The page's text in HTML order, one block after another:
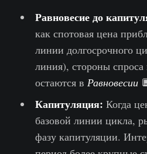
Равновесие до
как спотовая цена
линии долгосрочного
линия), стороны
остаются в Равновесии
Капитуляция: Когда
базовой линии цикла,
фазу капитуляции.